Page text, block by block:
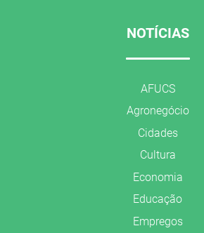
NOTÍCIAS
AFUCS
Agronegócio
Cidades
Cultura
Economia
Educação
Empregos